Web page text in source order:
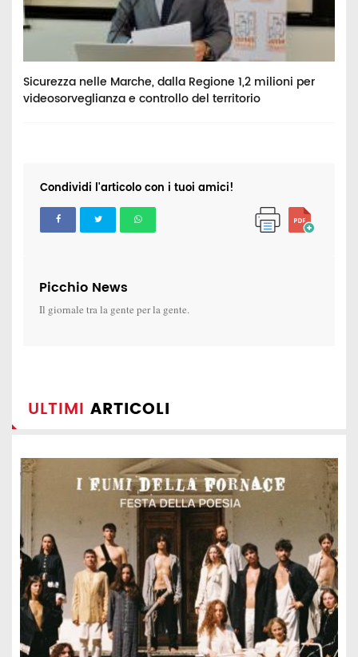
Sicurezza nelle Marche, dalla Regione 1,2 milioni per
videosorveglianza e controllo del territorio
Condividi l'articolo con i tuoi amici!
Picchio News
Il giornale tra la gente per la gente.
ULTIMI ARTICOLI